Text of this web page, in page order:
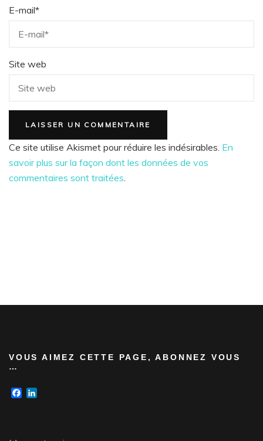
E-mail*
Site web
Ce site utilise Akismet pour réduire les indésirables. En
savoir plus sur la façon dont les données de vos
commentaires sont traitées
VOUS AIMEZ CETTE PAGE, ABONNEZ VOUS
…
Facebook